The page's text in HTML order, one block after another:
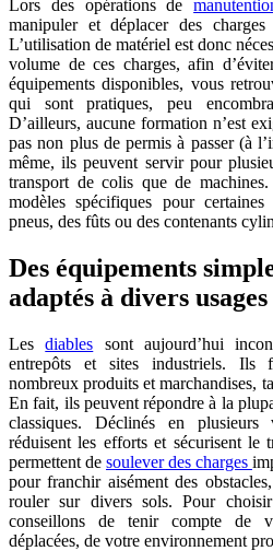
Lors des opérations de
manipuler et déplacer des charges
L’utilisation de matériel est donc
volume de ces charges, afin
équipements disponibles, vous
qui sont pratiques, peu
D’ailleurs, aucune formation n’est
pas non plus de permis à passer (à
même, ils peuvent servir pour
transport de colis que de
modèles spécifiques pour
pneus, des fûts ou des contenants
Des équipements
adaptés à divers usages
Lesdiables sont aujourd’hui
entrepôts et sites industriels. Ils
nombreux produits et marchandises,
En fait, ils peuvent répondre à la
classiques. Déclinés en plusieurs
réduisent les efforts et sécurisent le
permettent de soulever des charges
pour franchir aisément des
rouler sur divers sols. Pour
conseillons de tenir compte de
déplacées, de votre environnement